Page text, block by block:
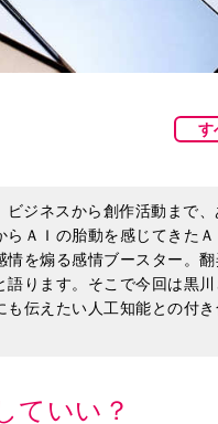
ビジネスから創作活動まで
らＡＩの胎動を感じてきた
伝えたい人工知能との付
ていい？
急増している。この風潮